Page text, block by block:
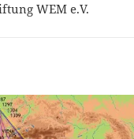
WEM e.V.